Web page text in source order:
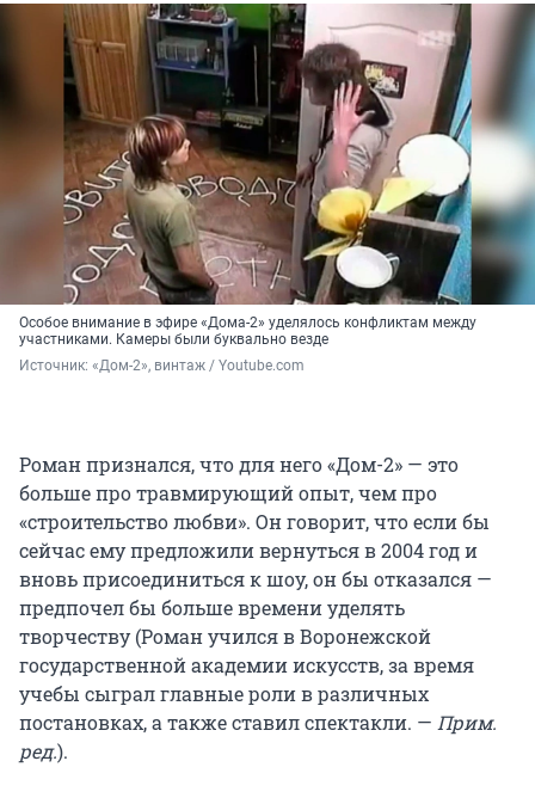
Особое внимание в эфире «Дома-2» уделялось конфликтам между
участниками. Камеры были буквально везде
Источник: «Дом-2», винтаж / Youtube.com
Роман признался, что для него «Дом-2» — это
больше про травмирующий опыт, чем про
«строительство любви». Он говорит, что если бы
сейчас ему предложили вернуться в 2004 год и
вновь присоединиться к шоу, он бы отказался —
предпочел бы больше времени уделять
творчеству (Роман учился в Воронежской
государственной академии искусств, за время
учебы сыграл главные роли в различных
постановках, а также ставил спектакли. — Прим.
ред.).